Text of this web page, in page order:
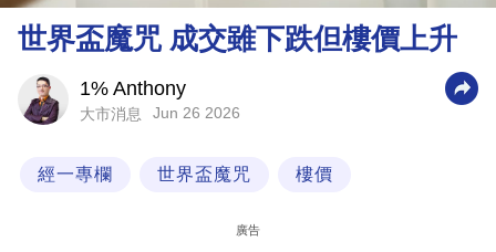
理
財
商
業
世界盃魔咒 成交雖下跌但樓價上升
1% Anthony
大市消息 Jun 26 2026
經一專欄 世界盃魔咒 樓價
廣告